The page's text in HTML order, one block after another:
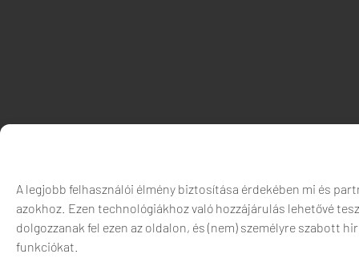
A legjobb felhasználói élmény biztosítása érdekében mi és
azokhoz. Ezen technológiákhoz való hozzájárulás lehetővé
dolgozzanak fel ezen az oldalon, és (nem) személyre szabott
funkciókat.